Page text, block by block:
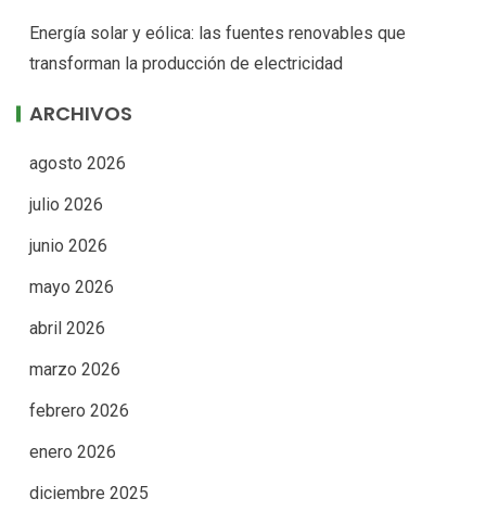
Energía solar y eólica: las fuentes renovables que
transforman la producción de electricidad
ARCHIVOS
agosto 2026
julio 2026
junio 2026
mayo 2026
abril 2026
marzo 2026
febrero 2026
enero 2026
diciembre 2025